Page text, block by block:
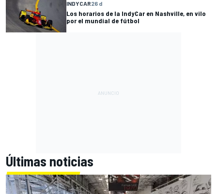
INDYCAR26 d
Los horarios de la IndyCar en Nashville, en vilo
por el mundial de fútbol
Últimas noticias